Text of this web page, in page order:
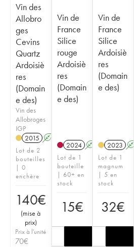
Vin des
Allobro
ges
Cevins
Quartz
Ardoisiè
res
(Domain
e des)
Vin des
Allobroges
IGP
2015 A
Lot de 2
bouteilles
| 0
enchère
140€
(mise à
prix)
Prix à l'unité
70€
Vin de
France
Silice
rouge
Ardoisiè
res
(Domain
e des)
2024 A
Lot de 1
bouteille
| 60+ en
stock
15€
Vin de
France
Silice
Ardoisiè
res
(Domain
e des)
2023 A
Lot de 1
magnum
| 5 en
stock
32€